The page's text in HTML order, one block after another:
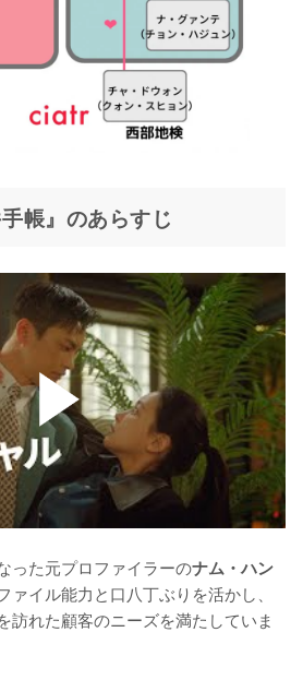
帳』のあらすじ
った元プロファイラーのナム・ハン
ァイル能力と口八丁ぶりを活かし、
訪れた顧客のニーズを満たしていま